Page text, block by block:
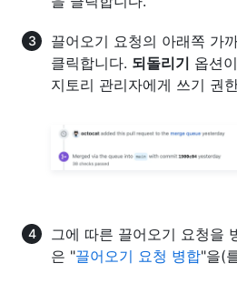
끌어오기 요청의 아래쪽 가
클릭합니다. 되돌리기 옵션
지토리 관리자에게 쓰기 권
그에 따른 끌어오기 요청을
은 "끌어오기 요청 병합"을(